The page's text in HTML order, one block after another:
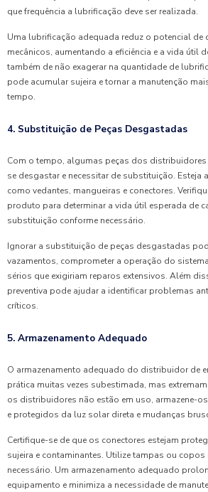
que frequência a lubrificação deve ser realizada.
Uma lubrificação adequada reduz o potencial de
mecânicos, aumentando a eficiência e a vida útil
também de não exagerar na quantidade de
pode acumular sujeira e tornar a manutenção
tempo.
4. Substituição de Peças Desgastadas
Com o tempo, algumas peças dos
se desgastar e necessitar de substituição. Esteja
como vedantes, mangueiras e conectores.
produto para determinar a vida útil esperada de
substituição conforme necessário.
Ignorar a substituição de peças desgastadas
vazamentos, comprometer a operação do
sérios que exigiriam reparos extensivos. Além
preventiva pode ajudar a identificar problemas
críticos.
5. Armazenamento Adequado
O armazenamento adequado do distribuidor de
prática muitas vezes subestimada, mas
os distribuidores não estão em uso, armazene-
e protegidos da luz solar direta e mudanças
Certifique-se de que os conectores estejam
sujeira e contaminantes. Utilize tampas ou
necessário. Um armazenamento adequado
equipamento e minimiza a necessidade de